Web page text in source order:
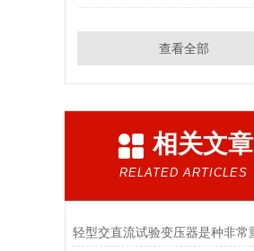
查看全部
相关文章
RELATED ARTICLES